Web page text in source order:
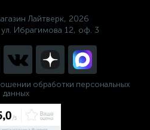
Лайтверк, 2026
Ибрагимова 12, оф. 3
обработки персональных
данных